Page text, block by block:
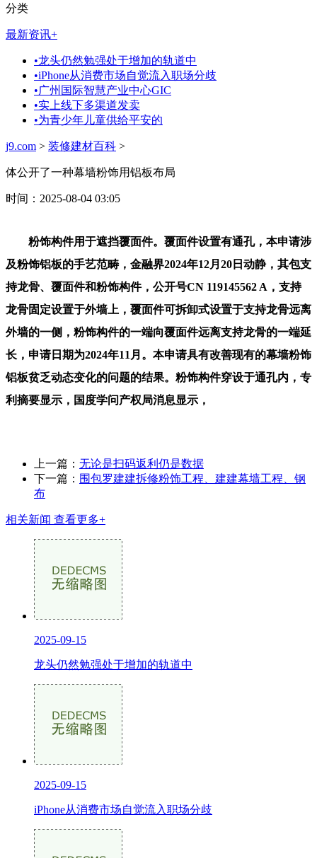
分类
最新资讯+
•龙头仍然勉强处于增加的轨道中
•iPhone从消费市场自觉流入职场分歧
•广州国际智慧产业中心GIC
•实上线下多渠道发卖
•为青少年儿童供给平安的
j9.com > 装修建材百科 >
体公开了一种幕墙粉饰用铝板布局
时间：2025-08-04 03:05
粉饰构件用于遮挡覆面件。覆面件设置有通孔，本申请涉
及粉饰铝板的手艺范畴，金融界2024年12月20日动静，其包支
持龙骨、覆面件和粉饰构件，公开号CN 119145562 A，支持
龙骨固定设置于外墙上，覆面件可拆卸式设置于支持龙骨远离
外墙的一侧，粉饰构件的一端向覆面件远离支持龙骨的一端延
长，申请日期为2024年11月。本申请具有改善现有的幕墙粉饰
铝板贫乏动态变化的问题的结果。粉饰构件穿设于通孔内，专
利摘要显示，国度学问产权局消息显示，
上一篇： 无论是扫码返利仍是数据
下一篇： 围包罗建建拆修粉饰工程、建建幕墙工程、钢
布
相关新闻 查看更多+
2025-09-15
龙头仍然勉强处于增加的轨道中
2025-09-15
iPhone从消费市场自觉流入职场分歧